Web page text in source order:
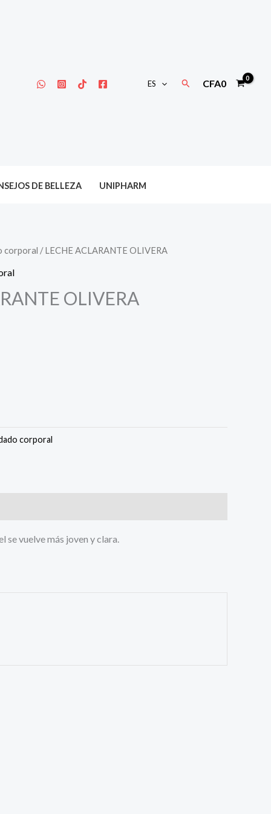
ES BuscarCFA0
DE BELLEZA UNIPHARM
corporal / LECHE ACLARANTE OLIVERA
OLIVERA
corporal
se vuelve más joven y clara.